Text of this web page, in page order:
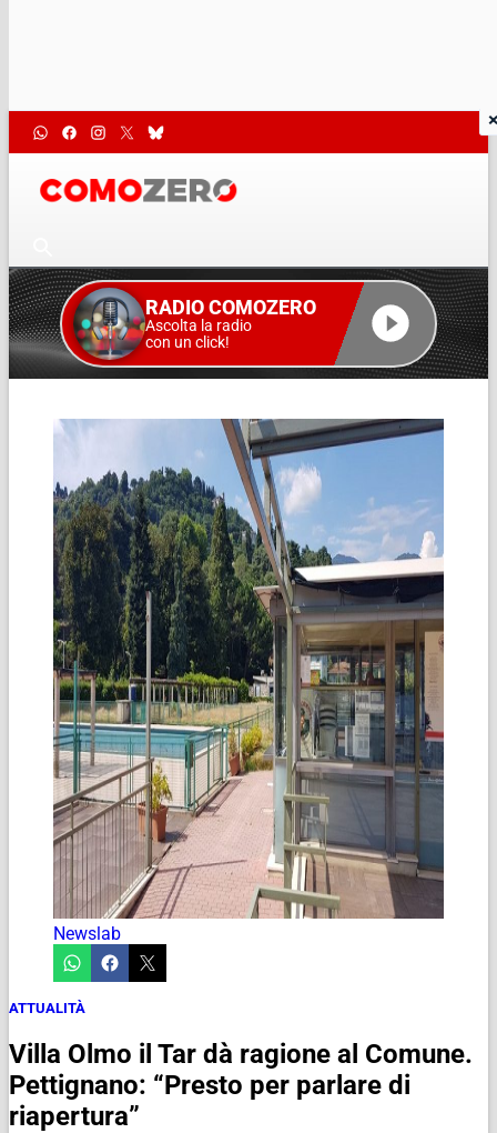
RADIO COMOZERO
Ascolta la radio
con un click!
Newslab
ATTUALITÀ
Villa Olmo il Tar dà ragione al Comune.
Pettignano: “Presto per parlare di
riapertura”